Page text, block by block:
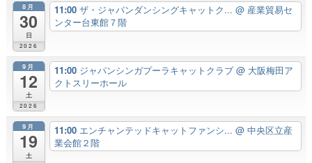
8月
30
日
2026
11:00 ザ・ジャパンダンシングキャットク... @ 産業貿易セ
ンター台東館７階
9月
12
土
2026
11:00 ジャパンシンガプーラキャットクラブ @ 大阪梅田ア
クトスリーホール
9月
19
土
11:00 エンチャンテッドキャットファンシ... @ 中央区立産
業会館２階